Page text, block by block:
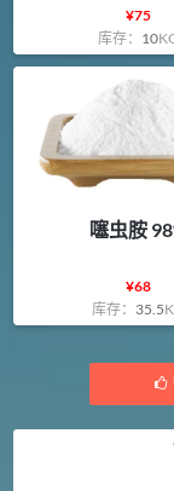
¥75
库存： 10
噻虫胺
¥68
库存： 35.5